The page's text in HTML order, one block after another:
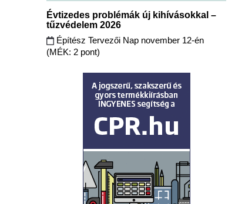
Évtizedes problémák új kihívásokkal –
tűzvédelem 2026
Építész Tervezői Nap november 12-én
(MÉK: 2 pont)